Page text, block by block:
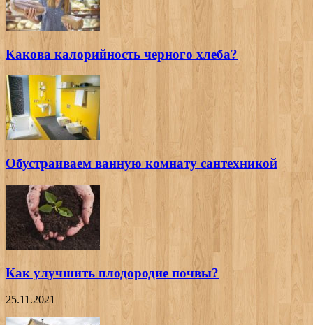
Какова калорийность черного хлеба?
Обустраиваем ванную комнату сантехникой
Как улучшить плодородие почвы?
25.11.2021